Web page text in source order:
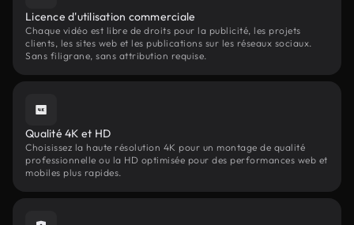
Licence d'utilisation commerciale
Chaque vidéo est libre de droits pour la publicité, les projets
clients, les sites web et les publications sur les réseaux sociaux.
Sans filigrane, sans attribution requise.
Qualité 4K et HD
Choisissez la haute résolution 4K pour un montage de qualité
professionnelle ou la HD optimisée pour des performances web et
mobiles plus rapides.